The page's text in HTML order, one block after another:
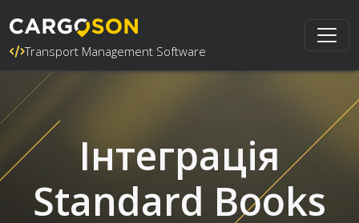
Transport Management Software
Інтеграція
Standard Books